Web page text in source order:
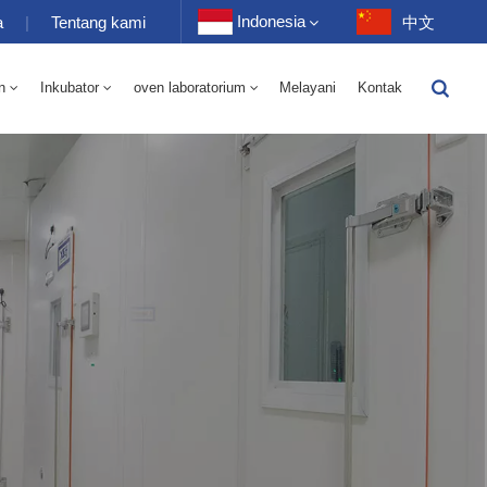
| Tentang kami Indonesia
Français
Português
中文
Inkubator oven laboratorium Melayani Kontak